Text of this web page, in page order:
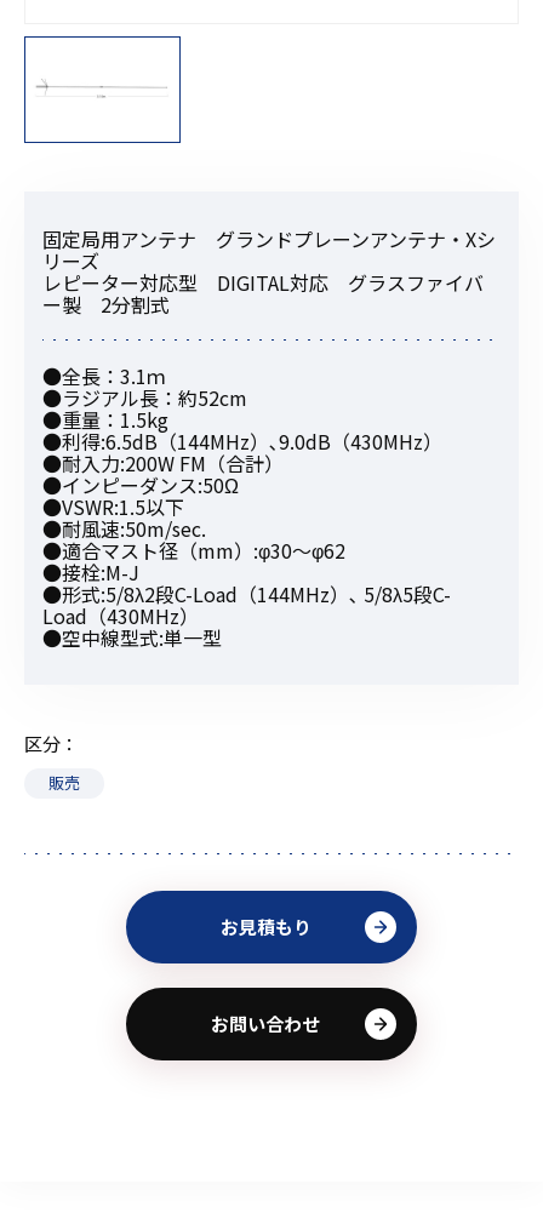
固定局用アンテナ グランドプレーンアンテナ・Xシ
リーズ
レピーター対応型 DIGITAL対応 グラスファイバ
ー製 2分割式
●全長：3.1ｍ
●ラジアル長：約52cm
●重量：1.5kg
●利得:6.5dB（144MHz）､9.0dB（430MHz）
●耐入力:200W FM（合計）
●インピーダンス:50Ω
●VSWR:1.5以下
●耐風速:50m/sec.
●適合マスト径（mm）:φ30〜φ62
●接栓:M-J
●形式:5/8λ2段C-Load（144MHz）､ 5/8λ5段C-
Load（430MHz）
●空中線型式:単一型
区分
販売
お見積もり
お問い合わせ